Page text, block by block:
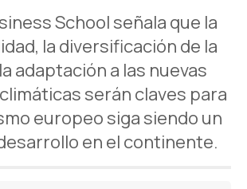
School señala que la
la diversificación de la
adaptación a las nuevas
serán claves para
europeo siga siendo un
en el continente.